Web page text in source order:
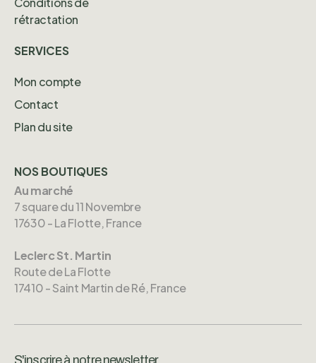
rétractation
SERVICES
Mon compte
Contact
Plan du site
NOS BOUTIQUES
Au marché
7 square du 11 Novembre
17630 - La Flotte, France
Leclerc St. Martin
Route de La Flotte
17410 - Saint Martin de Ré, France